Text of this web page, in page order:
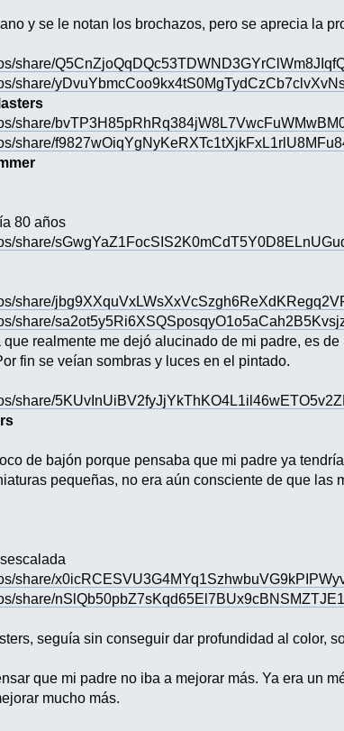
y se le notan los brochazos, pero se aprecia la
share/
share/
share/
share/
80 años
share/
share/
share/
realmente me dejó alucinado de mi padre, es
fin se veían sombras y luces en el pintado.
share/
de bajón porque pensaba que mi padre ya
pequeñas, no era aún consciente de que las
share/
share/
seguía sin conseguir dar profundidad al color,
que mi padre no iba a mejorar más. Ya era un
mucho más.